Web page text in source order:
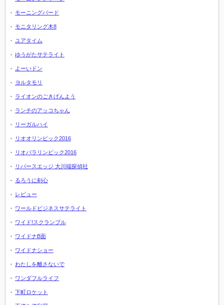
モーニングバード
モニタリング木8
ユアタイム
ゆうがたサテライト
よーいドン
ヨルタモリ
ライオンのごきげんよう
ランチのアッコちゃん
リーガルハイ
リオオリンピック2016
リオパラリンピック2016
リバースエッジ 大川端探偵社
るろうに剣心
レビュー
ワールドビジネスサテライト
ワイド!スクランブル
ワイドナB面
ワイドナショー
わたしを離さないで
ワンダフルライフ
下町ロケット